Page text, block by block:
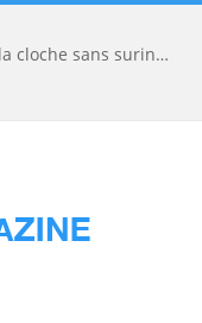
Boxer 30 ou Boxer 42 : dimensionner la cloche sans surinvestir